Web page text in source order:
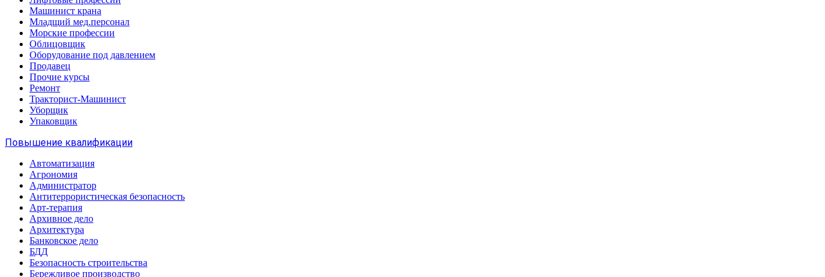
Машинист крана
Младщий мед.персонал
Морские профессии
Облицовщик
Оборудование под давлением
Продавец
Прочие курсы
Ремонт
Тракторист-Машинист
Уборщик
Упаковщик
Повышение квалификации
Автоматизация
Агрономия
Администратор
Антитеррористическая безопасность
Арт-терапия
Архивное дело
Архитектура
Банковское дело
БДД
Безопасность строительства
Бережливое производство